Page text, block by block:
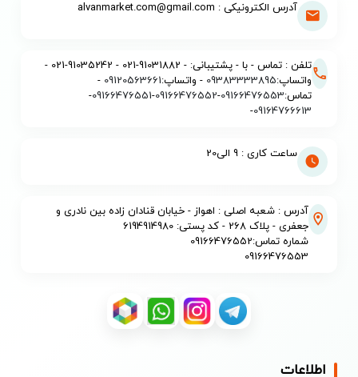
آدرس الکترونیکی : alvanmarket.com@gmail.com
تلفن : تماس - با - پشتیبانی: - 91031882-021 - 91035242-021 -
واتساپ:09383333895 - واتساپ:09120563661
-
تماس:09166476553
-
09166476552
-
09166476551
-
09164766613
-
ساعت کاری : 9 الی20
آدرس : شعبه اصلی : اهواز - خیابان قنادان زاده بین نادری و
جعفری - پلاک 268 - کد پستی: 6194914980
شماره تماس:09166476552
09166476553
اطلاعات